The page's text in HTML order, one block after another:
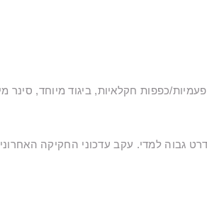
כפפות חקלאיות, ביגוד מיוחד, סינר
גבוה למדי. עקב עדכוני החקיקה